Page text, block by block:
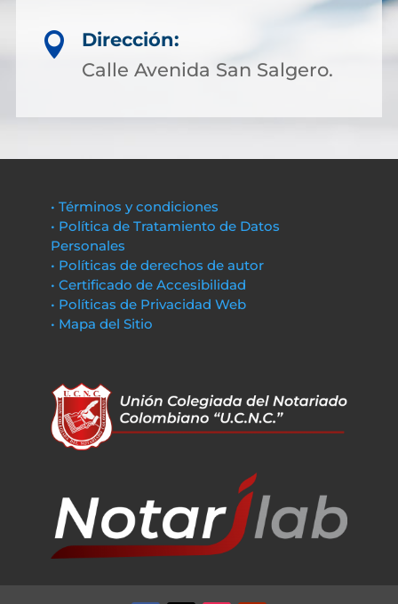

Dirección:
Calle Avenida San Salgero.
• Términos y condiciones
• Política de Tratamiento de Datos
Personales
• Políticas de derechos de autor
• Certificado de Accesibilidad
• Políticas de Privacidad Web
• Mapa del Sitio